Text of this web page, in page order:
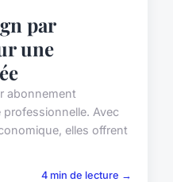
par
une
abonnement
Avec
elles offrent
4 min de lecture →